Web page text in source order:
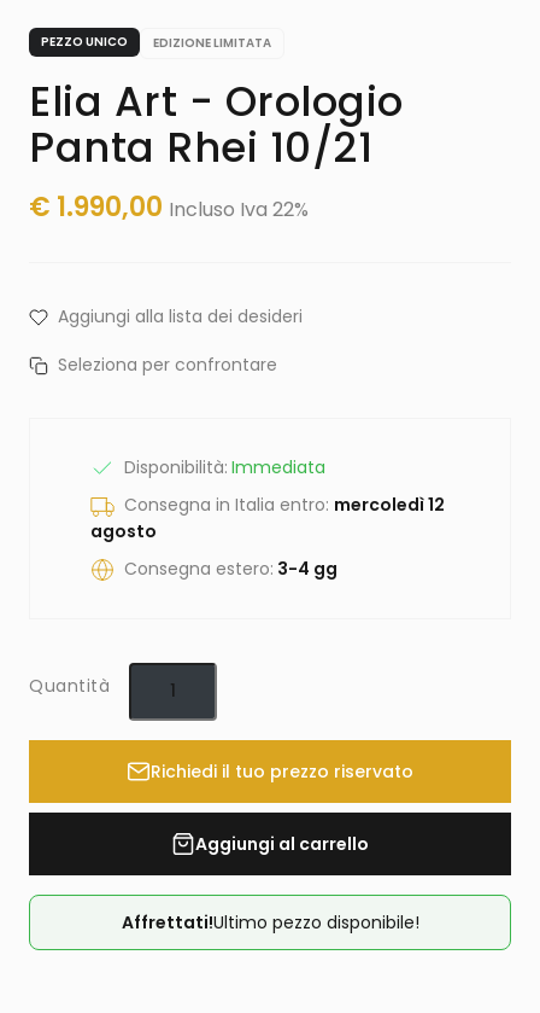
PEZZO UNICO EDIZIONE LIMITATA
Elia Art - Orologio
Panta Rhei 10/21
€ 1.990,00 Incluso Iva 22%
Aggiungi alla lista dei desideri
Seleziona per confrontare
Disponibilità: Immediata
Consegna in Italia entro: mercoledì 12
agosto
Consegna estero: 3-4 gg
Quantità
Richiedi il tuo prezzo riservato
Aggiungi al carrello
Affrettati!Ultimo pezzo disponibile!